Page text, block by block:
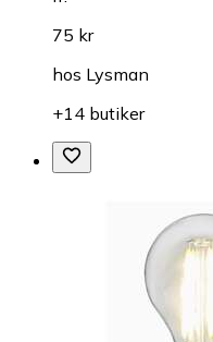
75 kr
hos Lysman
+14 butiker